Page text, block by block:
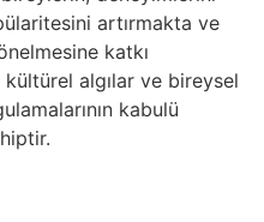
artırmakta ve
katkı
algılar ve bireysel
kabulü